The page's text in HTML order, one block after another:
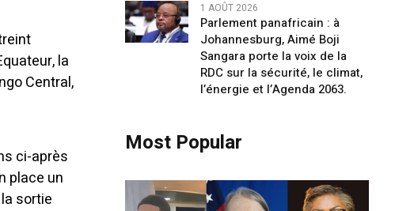
la
Central,
ci-après
place un
sortie
1 AOÛT 2026
Parlement panafricain : à
Johannesburg, Aimé Boji
Sangara porte la voix de la
RDC sur la sécurité, le climat,
l’énergie et l’Agenda 2063.
Most Popular